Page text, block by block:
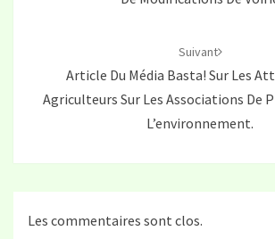
Suivant
Article Du Média Basta! Sur Les
Agriculteurs Sur Les Associations De
L’environnement.
Les commentaires sont clos.